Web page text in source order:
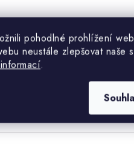
pohodlné prohlížení
neustále zlepšovat naše
.